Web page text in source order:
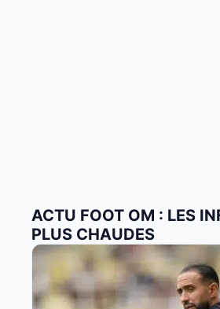
ACTU FOOT OM : LES
PLUS CHAUDES